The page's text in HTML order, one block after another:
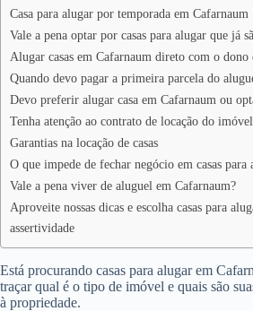
Casa para alugar por temporada em Cafarnaum
Vale a pena optar por casas para alugar que já
Alugar casas em Cafarnaum direto com o dono
Quando devo pagar a primeira parcela do
Devo preferir alugar casa em Cafarnaum ou
Tenha atenção ao contrato de locação do
Garantias na locação de casas
O que impede de fechar negócio em casas para
Vale a pena viver de aluguel em Cafarnaum?
Aproveite nossas dicas e escolha casas para
assertividade
Está procurando casas para alugar em
traçar qual é o tipo de imóvel e quais são
à propriedade.